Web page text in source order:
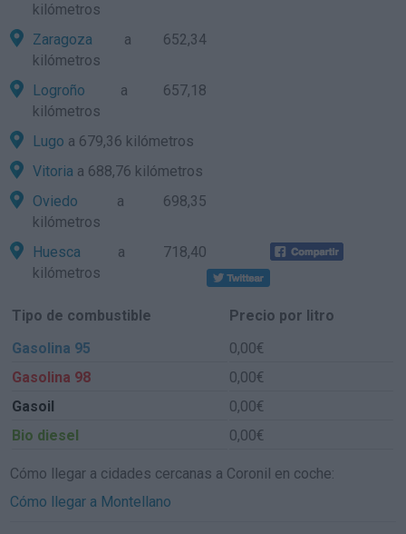
kilómetros
Zaragoza a 652,34
kilómetros
Logroño a 657,18
kilómetros
Lugo a 679,36 kilómetros
Vitoria a 688,76 kilómetros
Oviedo a 698,35
kilómetros
Huesca a 718,40
kilómetros
Tipo de combustible
Precio por litro
Gasolina 95
0,00€
Gasolina 98
0,00€
Gasoil
0,00€
Bio diesel
0,00€
Cómo llegar a cidades cercanas a Coronil en coche:
Cómo llegar a Montellano